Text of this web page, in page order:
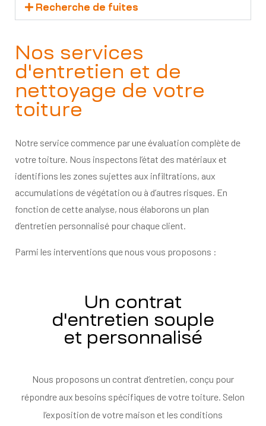
Nos services
d'entretien et de
nettoyage de votre
toiture
Notre service commence par une évaluation complète de
votre toiture. Nous inspectons l’état des matériaux et
identifions les zones sujettes aux infiltrations, aux
accumulations de végétation ou à d’autres risques. En
fonction de cette analyse, nous élaborons un plan
d’entretien personnalisé pour chaque client.
Parmi les interventions que nous vous proposons :
Recherche de fuites​
Un contrat
d'entretien souple
et personnalisé
Nous proposons un contrat d’entretien, conçu pour
répondre aux besoins spécifiques de votre toiture. Selon
l’exposition de votre maison et les conditions